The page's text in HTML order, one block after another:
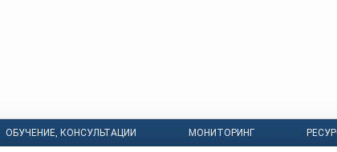
ОБУЧЕНИЕ, КОНСУЛЬТАЦИИ МОНИТОРИНГ